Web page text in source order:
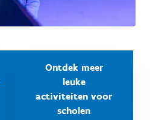
Ontdek meer
leuke
activiteiten voor
scholen